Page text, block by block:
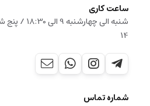
ساعت کاری
14
شماره تماس